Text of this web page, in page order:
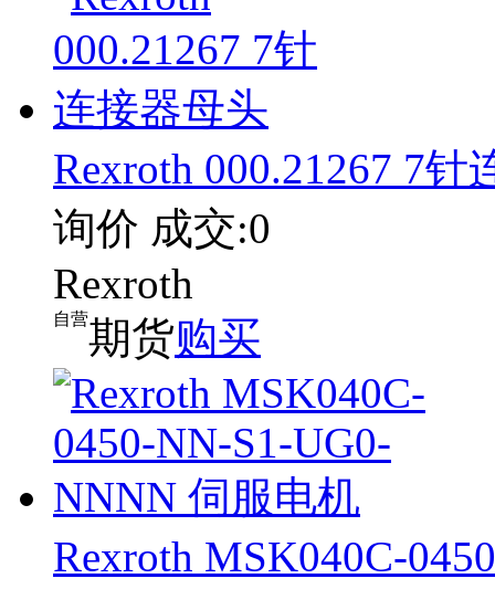
Rexroth 000.21267 7针
询价 成交:0
Rexroth
自营期货购买
Rexroth MSK040C-